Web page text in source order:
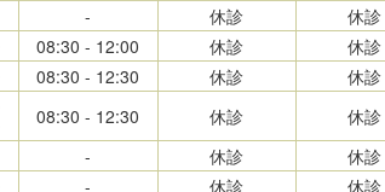
- 休診
休診
08:30 - 12:00 休診
休診
08:30 - 12:30 休診
休診
08:30 - 12:30 休診
休診
- 休診
休診
- 休診 休診